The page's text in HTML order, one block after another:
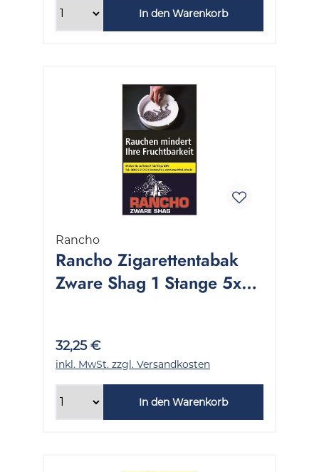
In den Warenkorb
Rancho
Rancho Zigarettentabak
Zware Shag 1 Stange 5x40
32,25 €
inkl. MwSt. zzgl. Versandkosten
In den Warenkorb